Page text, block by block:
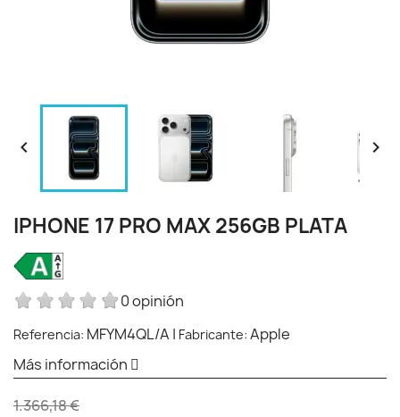
 
IPHONE 17 PRO MAX 256GB PLATA
0 opinión
Referencia: MFYM4QL/A | Fabricante: Apple
Más información
1.366,18 €